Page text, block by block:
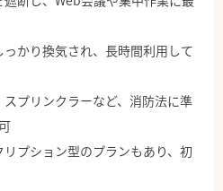
っかり換気され、長時間利用して
スプリンクラーなど、消防法に準
リプション型のプランもあり、初